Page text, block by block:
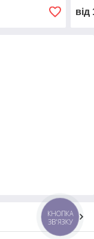
від
КНОПКА
ЗВ'ЯЗКУ